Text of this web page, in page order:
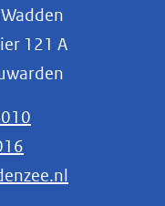
121 A